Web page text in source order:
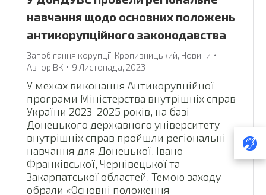
навчання щодо основних положень
антикорупційного законодавства
Запобігання корупції, Кропивницький, Новини
Автор ВК 9 Листопада, 2023
У межах виконання Антикорупційної
програми Міністерства внутрішніх справ
України 2023-2025 років, на базі
Донецького державного університету
внутрішніх справ пройшли регіональні
навчання для Донецької, Івано-
Франківської, Чернівецької та
Закарпатської областей. Темою заходу
обрали «Основні положення